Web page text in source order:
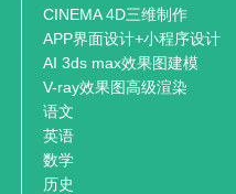
CINEMA 4D三维制作
APP界面设计+小程序设计
AI 3ds max效果图建模
V-ray效果图高级渲染
语文
英语
数学
历史